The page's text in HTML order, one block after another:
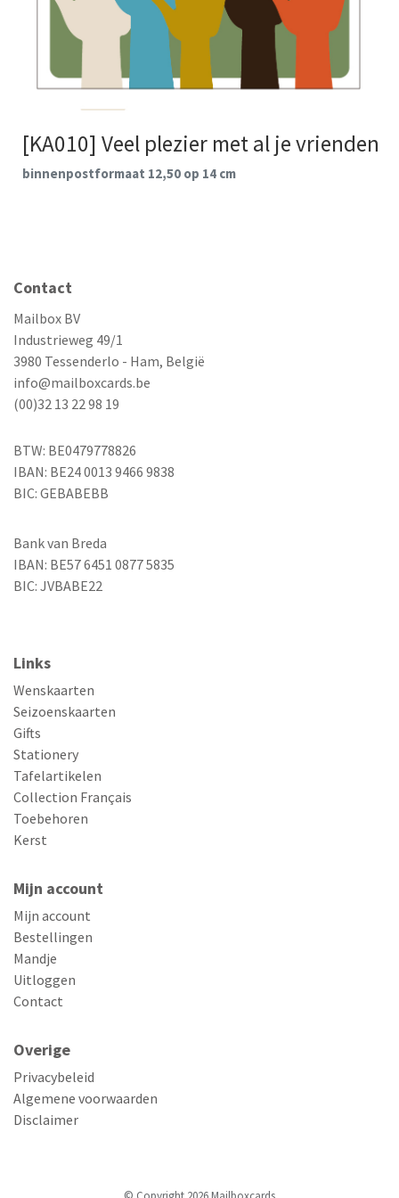
[KA010] Veel plezier met al je vrienden
binnenpostformaat 12,50 op 14 cm
Contact
Mailbox BV
Industrieweg 49/1
3980 Tessenderlo - Ham, België
info@mailboxcards.be
(00)32 13 22 98 19
BTW: BE0479778826
IBAN: BE24 0013 9466 9838
BIC: GEBABEBB
Bank van Breda
IBAN: BE57 6451 0877 5835
BIC: JVBABE22
Links
Wenskaarten
Seizoenskaarten
Gifts
Stationery
Tafelartikelen
Collection Français
Toebehoren
Kerst
Mijn account
Mijn account
Bestellingen
Mandje
Uitloggen
Contact
Overige
Privacybeleid
Algemene voorwaarden
Disclaimer